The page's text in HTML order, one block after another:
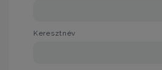
Keresztnév